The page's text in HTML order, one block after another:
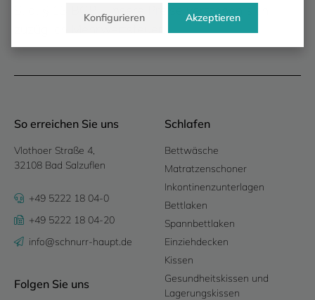
S. d. § 13 BGB. Unsere Preise verstehen sich
zuzüglich Mehrwertsteuer.
So erreichen Sie uns
Vlothoer Straße 4,
32108 Bad Salzuflen
+49 5222 18 04-0
+49 5222 18 04-20
info@schnurr-haupt.de
Folgen Sie uns
Schlafen
Bettwäsche
Matratzenschoner
Inkontinenzunterlagen
Bettlaken
Spannbettlaken
Einziehdecken
Kissen
Gesundheitskissen und
Lagerungskissen
Konfigurieren Akzeptieren